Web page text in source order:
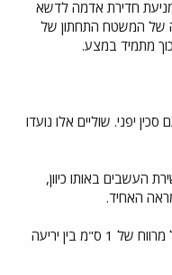
חדירת אדמה לדשא
של המשטח התחתון של
מתמיד במצע.
יפני. שוליים אלו נועדו
העשבים באותו כיוון,
האחיד.
3. הצמידו את היריעות זו לזו, אך שמרו על מרווח של 1 ס"מ בין יריעה